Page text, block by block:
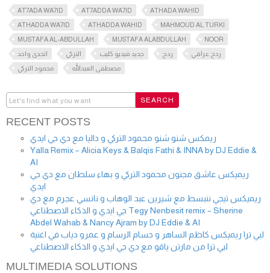
AT7ADA WA7ID AT7ADDA WA7ID
ATHADA WAHID
ATHADDA WA7ID
ATHADDA WAHID
MAHMOUD AL TURKI
MUSTAFA AL-ABDULLAH
MUSTAFA ALABDULLAH
NOOR
اتحدى واحد
التركي جديد فيديو كليب ردح
ردح عراقي
محمود التركي
مصطفى العبدالله
RECENT POSTS
ريمكس شنو شنو محمود التركي و داليا مع دي جي ايدي
Yalla Remix – Alicia Keys & Balqis Fathi & INNA by DJ Eddie &
AI
ريميكس عاشق مجنون محمود التركي و بهاء سلطان مع دي جي
ايدي
ريميكس تيجي ننبسط مع شيرين عبد الوهاب و نانسي عجرم مع دي
جي ايدي و الذكاء الاصطناعي Tegy Nenbesit remix – Sherine
Abdel Wahab & Nancy Ajram by DJ Eddie & AI
لبي ترا ريميكس كاظم الساهر و حسام الرسام و عمرو دياب في اغنية
لبي ترا من مارتن ياقو مع دي جي ايدي و الذكاء الاصطناعي
MULTIMEDIA SOLUTIONS